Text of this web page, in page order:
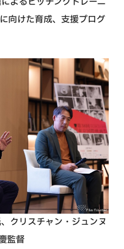
向けた育成、支援プログ
クリスチャン・ジュンヌ
監督